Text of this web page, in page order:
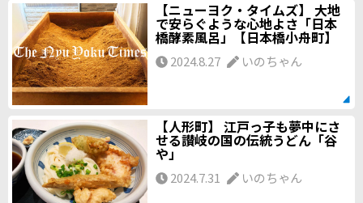
【ニューヨク・タイムズ】 大地
で安らぐような心地よさ「日本
橋酵素風呂」【日本橋小舟町】
2024.8.27 いのちゃん
【人形町】 江戸っ子も夢中にさ
せる讃岐の国の伝統うどん「谷
や」
2024.7.31 いのちゃん